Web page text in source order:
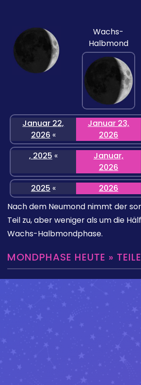
Wachs-
Halbmond
Januar 22,
2026 «
Januar 23,
2026
, 2025 «
Januar,
2026
2025 « 2026
Nach dem Neumond nimmt der
Teil zu, aber weniger als um die
Wachs-Halbmondphase.
MONDPHASE HEUTE »